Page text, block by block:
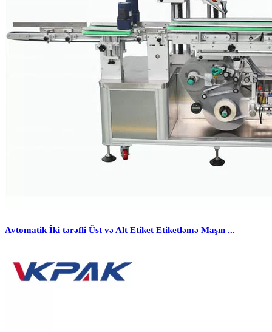
Avtomatik İki tərəfli Üst və Alt Etiket Etiketləmə Maşın ...